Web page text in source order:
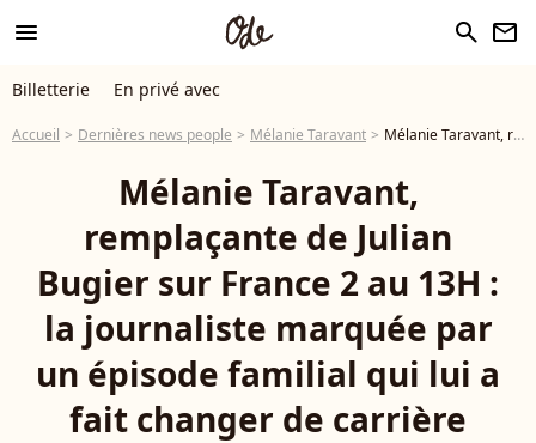
menu search newsletter
Billetterie En privé avec
Accueil Dernières news people Mélanie Taravant Mélanie Taravant, remplaçante de Julian Bugier sur France 2 au 13H : la journaliste marquée par un épisode familial qui lui a fait changer de carrière
Mélanie Taravant,
remplaçante de Julian
Bugier sur France 2 au 13H :
la journaliste marquée par
un épisode familial qui lui a
fait changer de carrière